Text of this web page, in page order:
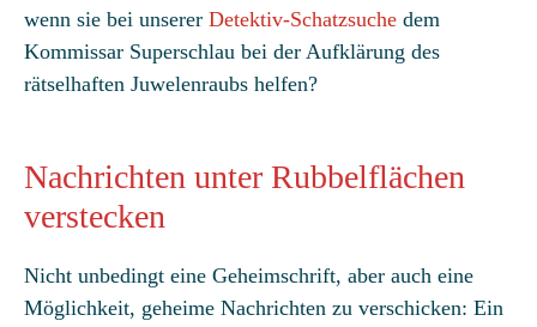
wenn sie bei unserer Detektiv-Schatzsuche dem
Kommissar Superschlau bei der Aufklärung des
rätselhaften Juwelenraubs helfen?
Nachrichten unter Rubbelflächen
verstecken
Nicht unbedingt eine Geheimschrift, aber auch eine
Möglichkeit, geheime Nachrichten zu verschicken: Ein